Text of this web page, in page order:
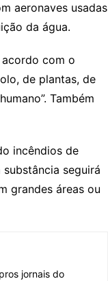
aeronaves usadas
da água.
com o
de plantas, de
Também
incêndios de
seguirá
grandes áreas ou
jornais do